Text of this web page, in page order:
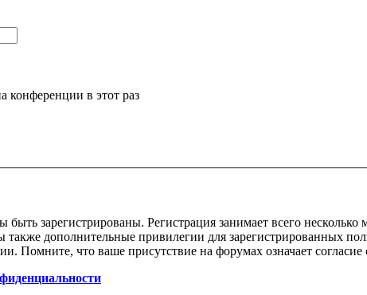
конференции в этот раз
зарегистрированы. Регистрация занимает всего
дополнительные привилегии для зарегистрированных
Помните, что ваше присутствие на форумах означает